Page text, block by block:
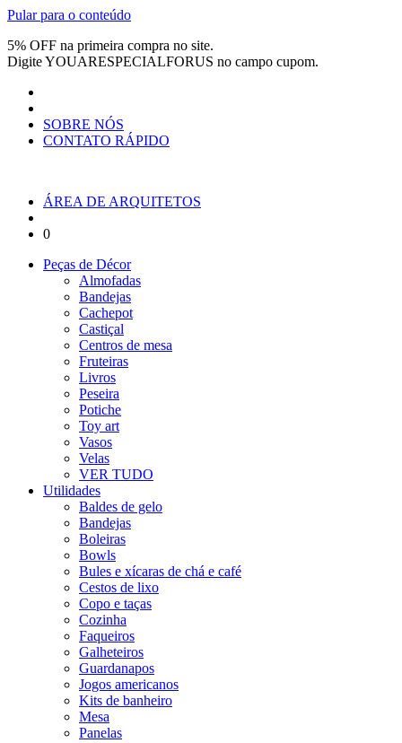
Pular para o conteúdo
5% OFF na primeira compra no site.
DigiteYOUARESPECIALFORUS no campo cupom.
SOBRE NÓS
CONTATO RÁPIDO
ÁREA DE ARQUITETOS
0
Peças de Décor
Almofadas
Bandejas
Cachepot
Castiçal
Centros de mesa
Fruteiras
Livros
Peseira
Potiche
Toy art
Vasos
Velas
VER TUDO
Utilidades
Baldes de gelo
Bandejas
Boleiras
Bowls
Bules e xícaras de chá e café
Cestos de lixo
Copo e taças
Cozinha
Faqueiros
Galheteiros
Guardanapos
Jogos americanos
Kits de banheiro
Mesa
Panelas